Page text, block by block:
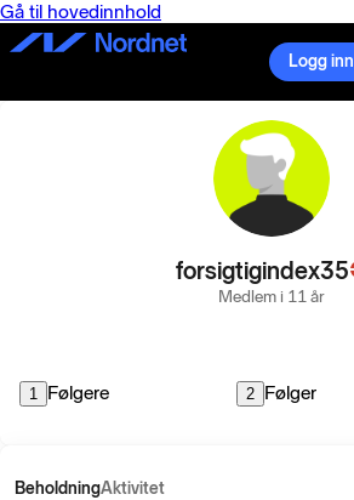
Gå til hovedinnhold
Logg inn
forsigtigindex35
Medlem i 11 år
1 Følgere 2 Følger
BeholdningAktivitet